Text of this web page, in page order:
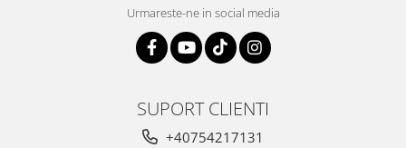
Urmareste-ne in social media
SUPORT CLIENTI
+40754217131